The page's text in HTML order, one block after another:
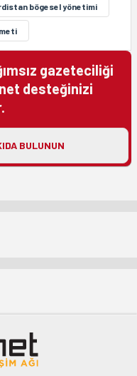
bögesel yönetimi
gazeteciliği
desteğinizi
BULUNUN